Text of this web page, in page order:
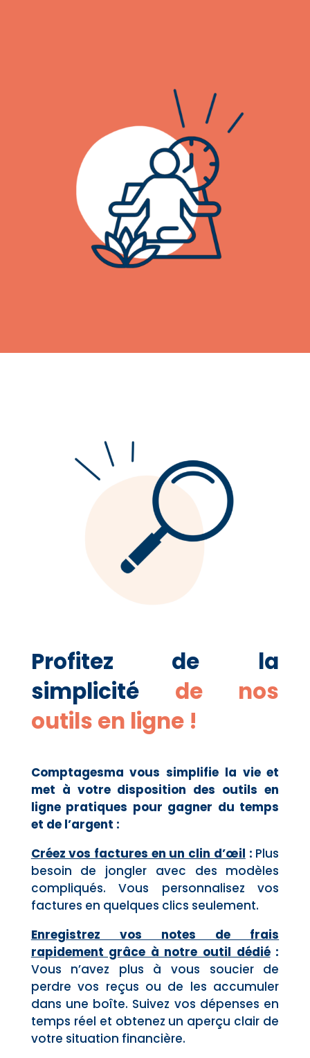
Profitez de la
simplicité de nos
outils en ligne !
Comptagesma vous simplifie la vie et
met à votre disposition des outils en
ligne pratiques pour gagner du temps
et de l’argent :
Créez vos factures en un clin d’œil : Plus
besoin de jongler avec des modèles
compliqués. Vous personnalisez vos
factures en quelques clics seulement.
Enregistrez vos notes de frais
rapidement grâce à notre outil dédié:
Vous n’avez plus à vous soucier de
perdre vos reçus ou de les accumuler
dans une boîte. Suivez vos dépenses en
temps réel et obtenez un aperçu clair de
votre situation financière.